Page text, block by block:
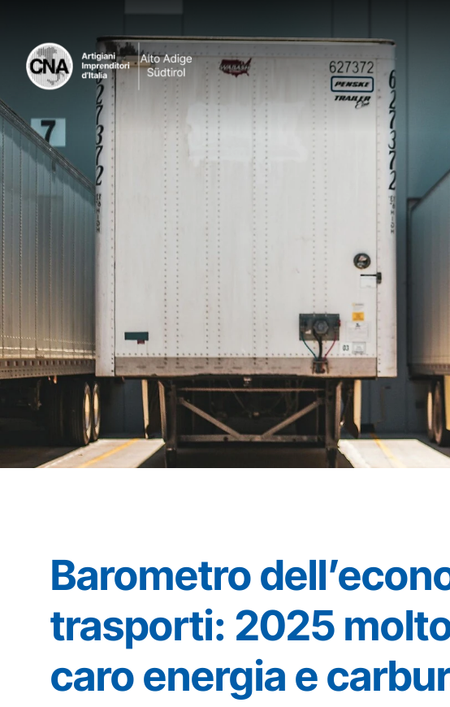
Barometro
trasporti: 2025
caro energia e